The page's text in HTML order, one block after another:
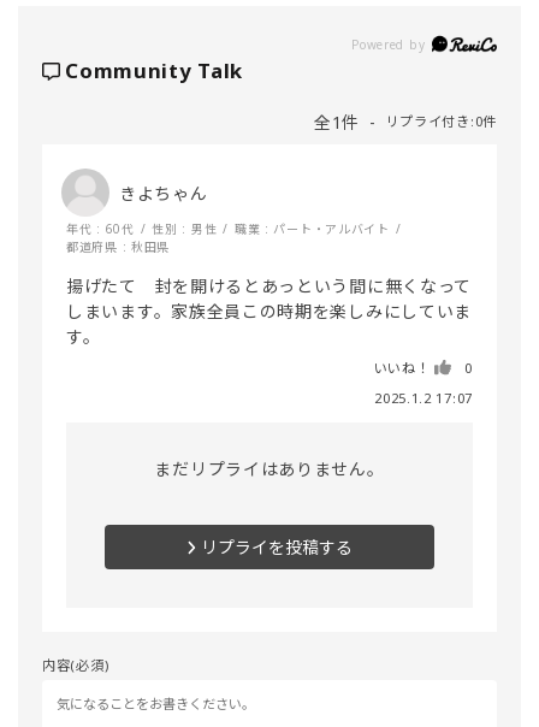
Powered by
Community Talk
全1件 リプライ付き:0件
きよちゃん
年代 : 60代 性別 : 男性
職業 : パート・アルバイト
都道府県 : 秋田県
揚げたて　封を開けるとあっという間に無くなって
しまいます。家族全員この時期を楽しみにしていま
す。
いいね！
0
2025.1.2 17:07
まだリプライはありません。
リプライを投稿する
内容(必須)